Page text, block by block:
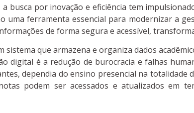
busca por inovação e eficiência tem
uma ferramenta essencial para modernizar a
de forma segura e acessível,
sistema que armazena e organiza dados
digital é a redução de burocracia e falhas
dependia do ensino presencial na totalidade
podem ser acessados e atualizados em